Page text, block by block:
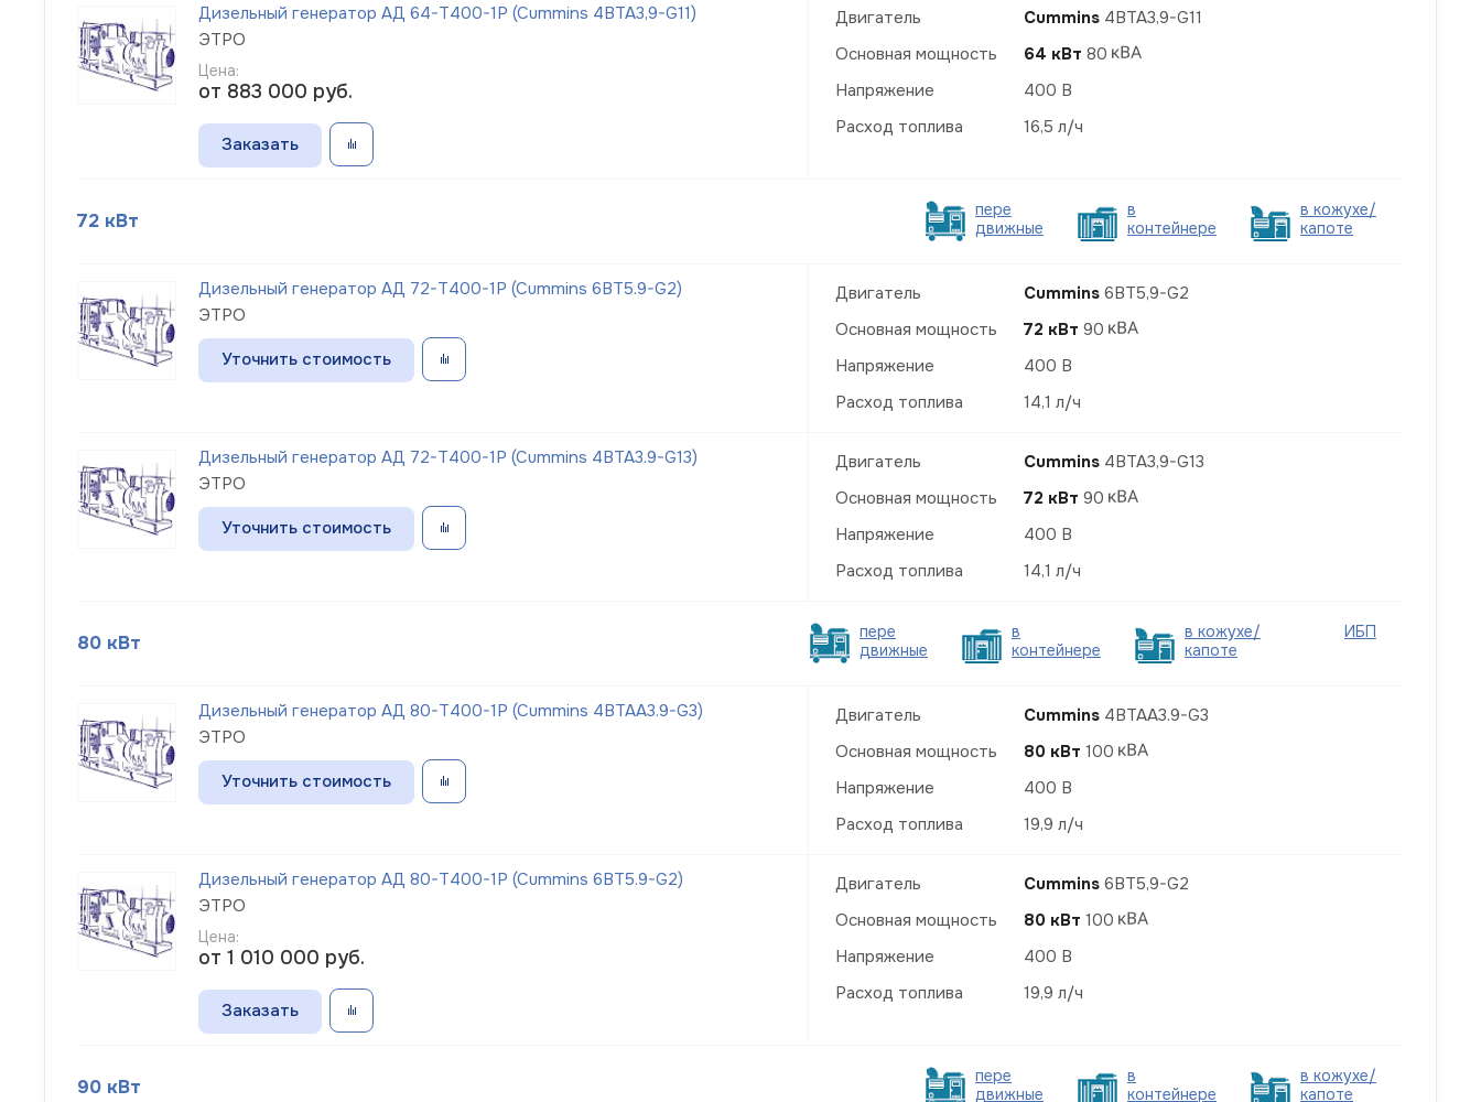
Дизельный генератор АД 64-Т400-1Р (Cummins 4BTA3,9-G11)
ЭТРО
Цена:
от 883 000 руб.
Заказать
Двигатель Cummins 4BTA3,9-G11
Основная мощность
64 кВт 80
Напряжение
400 В
Расход топлива
16,5 л/ч
72 кВт
пере
движные
в
контейнере
в кожухе/
капоте
Дизельный генератор АД 72-Т400-1Р (Cummins 6BT5.9-G2)
ЭТРО
Уточнить стоимость
Двигатель Cummins 6BT5,9-G2
Основная мощность
72 кВт 90
Напряжение
400 В
Расход топлива
14,1 л/ч
Дизельный генератор АД 72-Т400-1Р (Cummins 4BTA3.9-G13)
ЭТРО
Уточнить стоимость
Двигатель Cummins 4BTA3,9-G13
Основная мощность
72 кВт 90
Напряжение
400 В
Расход топлива
14,1 л/ч
80 кВт
пере
движные
в
контейнере
в кожухе/
капоте
ИБП
Дизельный генератор АД 80-Т400-1Р (Cummins 4BTAA3.9-G3)
ЭТРО
Уточнить стоимость
Двигатель Cummins 4BTAA3.9-G3
Основная мощность
80 кВт 100
Напряжение
400 В
Расход топлива
19,9 л/ч
Дизельный генератор АД 80-Т400-1Р (Cummins 6BT5.9-G2)
ЭТРО
Цена:
от 1 010 000 руб.
Заказать
Двигатель Cummins 6BT5,9-G2
Основная мощность
80 кВт 100
Напряжение
400 В
Расход топлива
19,9 л/ч
90 кВт
пере
движные
в
контейнере
в кожухе/
капоте